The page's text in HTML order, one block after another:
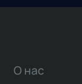
О нас